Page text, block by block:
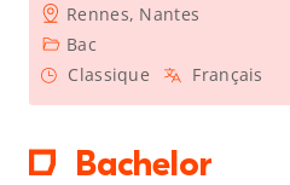
Rennes, Nantes
Bac
Classique
Français
Bachelor